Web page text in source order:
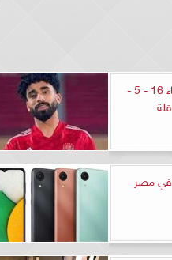
مواعيد مباريات اليوم الثلاثاء 16 - 5 -
في مصر